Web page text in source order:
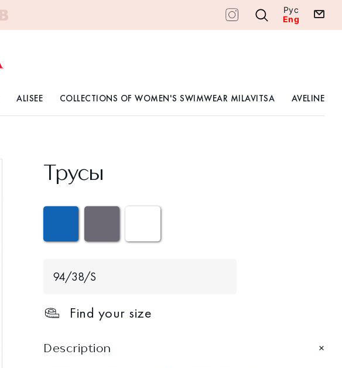
Рус
Eng
ALISEE COLLECTIONS OF WOMEN'S SWIMWEAR MILAVITSA AVELINE
Трусы
94/38/S
Find your size
Description